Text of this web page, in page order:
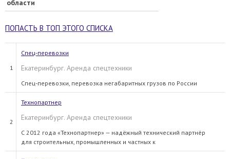
области
ПОПАСТЬ В ТОП ЭТОГО СПИСКА
1
Спец-перевозки
Екатеринбург. Аренда спецтехники
Спец-перевозки, перевозка негабаритных грузов по России
2
Технопартнер
Екатеринбург. Аренда спецтехники
С 2012 года «Технопартнер» — надёжный технический партнёр
для строительных, промышленных и частных к